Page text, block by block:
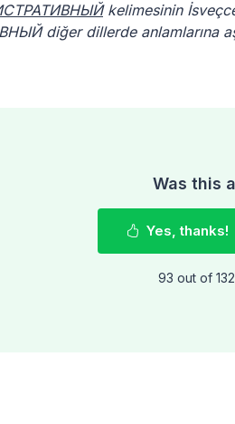
kelimesinin
diğer dillerde anlamlarına
Was this
Yes, thanks!
93 out of